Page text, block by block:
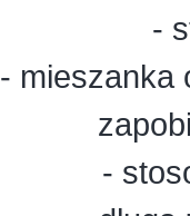
-
- mieszanka
-